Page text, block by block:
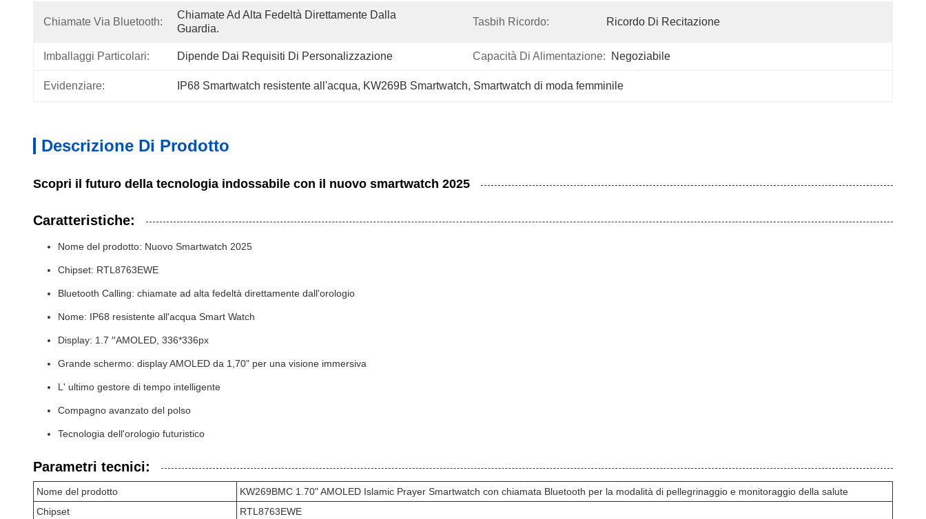
Chiamate Via Bluetooth:
Chiamate Ad Alta Fedeltà Direttamente Dalla
Guardia.
Tasbih Ricordo: Ricordo Di Recitazione
Imballaggi Particolari: Dipende Dai Requisiti Di Personalizzazione Capacità Di Alimentazione: Negoziabile
Evidenziare: IP68 Smartwatch resistente all'acqua, KW269B Smartwatch, Smartwatch di moda femminile
Descrizione Di Prodotto
Scopri il futuro della tecnologia indossabile con il nuovo smartwatch 2025
Caratteristiche:
Nome del prodotto: Nuovo Smartwatch 2025
Chipset: RTL8763EWE
Bluetooth Calling: chiamate ad alta fedeltà direttamente dall'orologio
Nome: IP68 resistente all'acqua Smart Watch
Display: 1.7 ′′AMOLED, 336*336px
Grande schermo: display AMOLED da 1,70" per una visione immersiva
L' ultimo gestore di tempo intelligente
Compagno avanzato del polso
Tecnologia dell'orologio futuristico
Parametri tecnici:
Nome del prodotto
KW269BMC 1.70" AMOLED Islamic Prayer Smartwatch con chiamata Bluetooth per la modalità di pellegrinaggio e monitoraggio della salute
Chipset
RTL8763EWE